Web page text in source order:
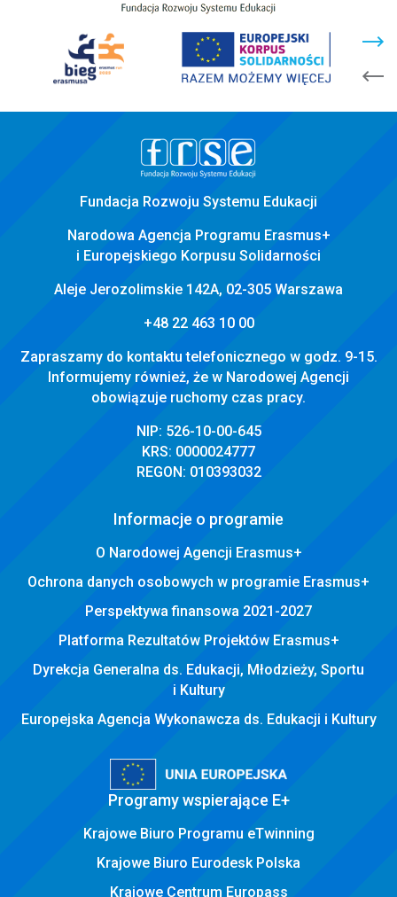
Fundacja Rozwoju Systemu Edukacji
Narodowa Agencja Programu Erasmus+
i Europejskiego Korpusu Solidarności
Aleje Jerozolimskie 142A, 02-305 Warszawa
+48 22 463 10 00
Zapraszamy do kontaktu telefonicznego w godz. 9-15.
Informujemy również, że w Narodowej Agencji
obowiązuje ruchomy czas pracy.
NIP: 526-10-00-645
KRS: 0000024777
REGON: 010393032
Informacje o programie
O Narodowej Agencji Erasmus+
Ochrona danych osobowych w programie Erasmus+
Perspektywa finansowa 2021-2027
Platforma Rezultatów Projektów Erasmus+
Dyrekcja Generalna ds. Edukacji, Młodzieży, Sportu
i Kultury
Europejska Agencja Wykonawcza ds. Edukacji i Kultury
Programy wspierające E+
Krajowe Biuro Programu eTwinning
Krajowe Biuro Eurodesk Polska
Krajowe Centrum Europass